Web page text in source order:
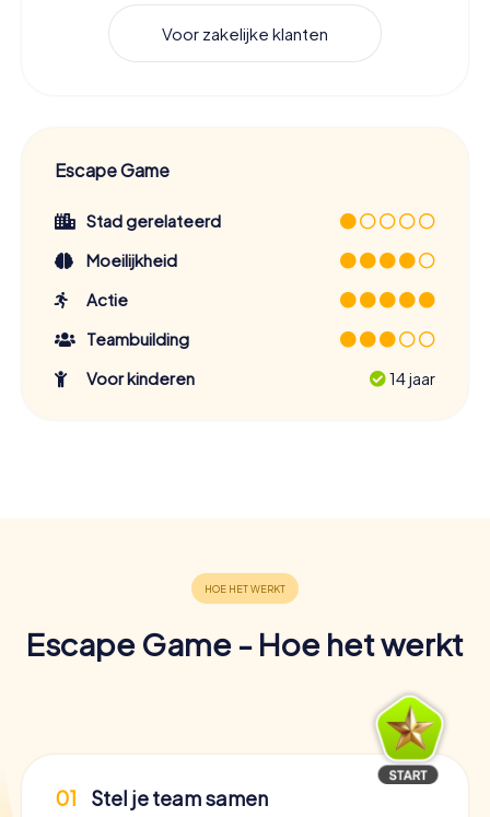
Voor zakelijke klanten
Escape Game
Stad gerelateerd
Moeilijkheid
Actie
Teambuilding
Voor kinderen
14 jaar
Escape Game - Hoe het werkt
01 Stel je team samen